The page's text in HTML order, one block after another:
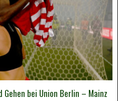
bei Union Berlin – Mainz